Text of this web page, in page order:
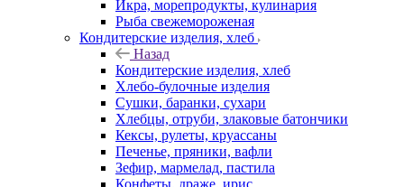
Икра, морепродукты, кулинария
Рыба свежемороженая
Кондитерские изделия, хлеб
Назад
Кондитерские изделия, хлеб
Хлебо-булочные изделия
Сушки, баранки, сухари
Хлебцы, отруби, злаковые батончики
Кексы, рулеты, круассаны
Печенье, пряники, вафли
Зефир, мармелад, пастила
Конфеты, драже, ирис